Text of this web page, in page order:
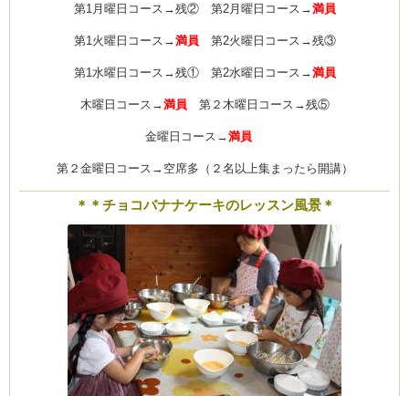
第1月曜日コース→残② 第2月曜日コース→満員
第1火曜日コース→満員 第2火曜日コース→残③
第1水曜日コース→残① 第2水曜日コース→満員
木曜日コース→満員 第２木曜日コース→残⑤
金曜日コース→満員
第２金曜日コース→空席多（２名以上集まったら開講）
＊＊チョコバナナケーキのレッスン風景＊